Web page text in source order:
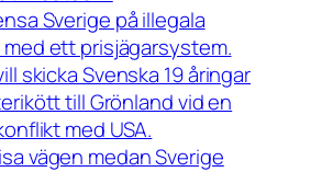
Sverige på illegala
med ett prisjägarsystem.
skicka Svenska 19 åringar
till Grönland vid en
med USA.
vägen medan Sverige